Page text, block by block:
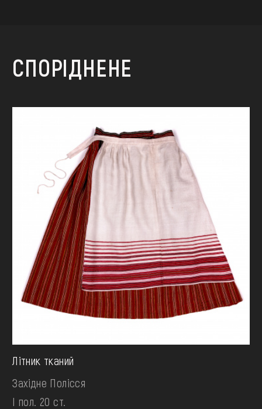
СПОРІДНЕНЕ
Літник тканий
Західне Полісся
І пол. 20 ст.